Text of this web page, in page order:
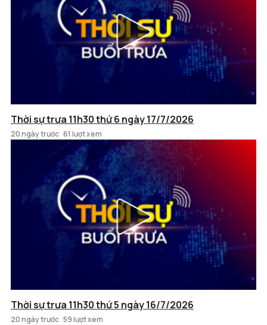
Thời sự trưa 11h30 thứ 6 ngày 17/7/2026
20 ngày trước 61 lượt xem
Thời sự trưa 11h30 thứ 5 ngày 16/7/2026
20 ngày trước 59 lượt xem